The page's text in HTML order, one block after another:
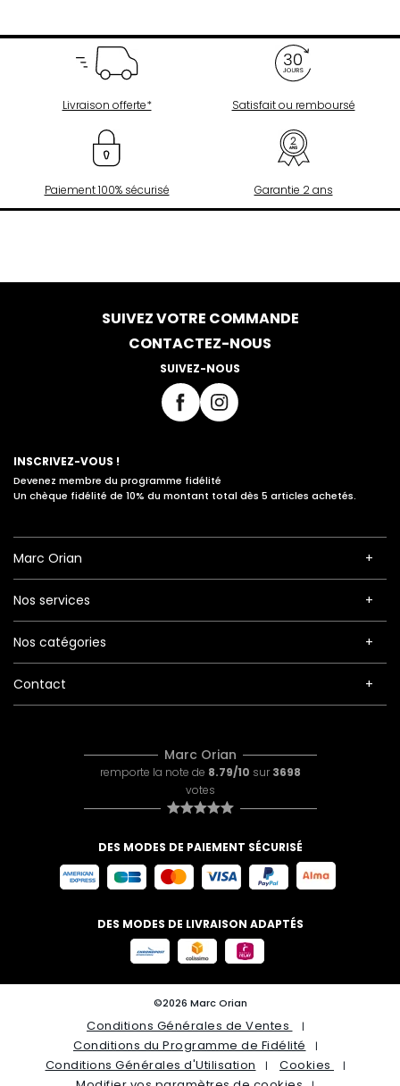
Livraison offerte* Satisfait ou remboursé
Paiement 100% sécurisé Garantie 2 ans
SUIVEZ VOTRE COMMANDE
CONTACTEZ-NOUS
SUIVEZ-NOUS
INSCRIVEZ-VOUS !
Devenez membre du programme fidélité
Un chèque fidélité de 10% du montant total dès 5 articles achetés.
Marc Orian
Nos services
Nos catégories
Contact
Marc Orian
remporte la note de 8.79/10 sur 3698
votes
DES MODES DE PAIEMENT SÉCURISÉ
DES MODES DE LIVRAISON ADAPTÉS
©2026 Marc Orian
Conditions Générales de Ventes
Conditions du Programme de Fidélité
Conditions Générales d'Utilisation
Cookies